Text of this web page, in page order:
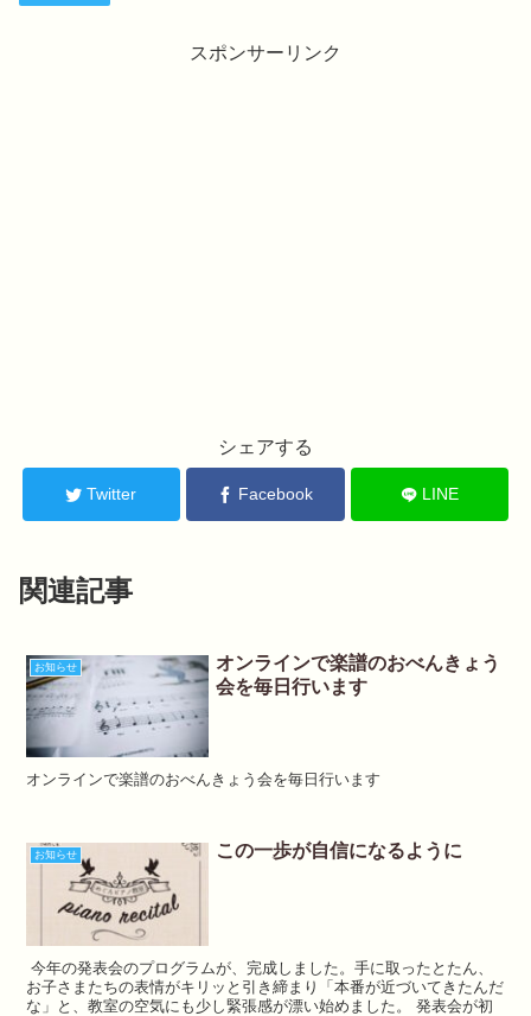
スポンサーリンク
シェアする
Twitter Facebook LINE
関連記事
お知らせ
オンラインで楽譜のおべんきょう
会を毎日行います
オンラインで楽譜のおべんきょう会を毎日行います
お知らせ この一歩が自信になるように
今年の発表会のプログラムが、完成しました。手に取ったとたん、
お子さまたちの表情がキリッと引き締まり「本番が近づいてきたんだ
な」と、教室の空気にも少し緊張感が漂い始めました。 発表会が初